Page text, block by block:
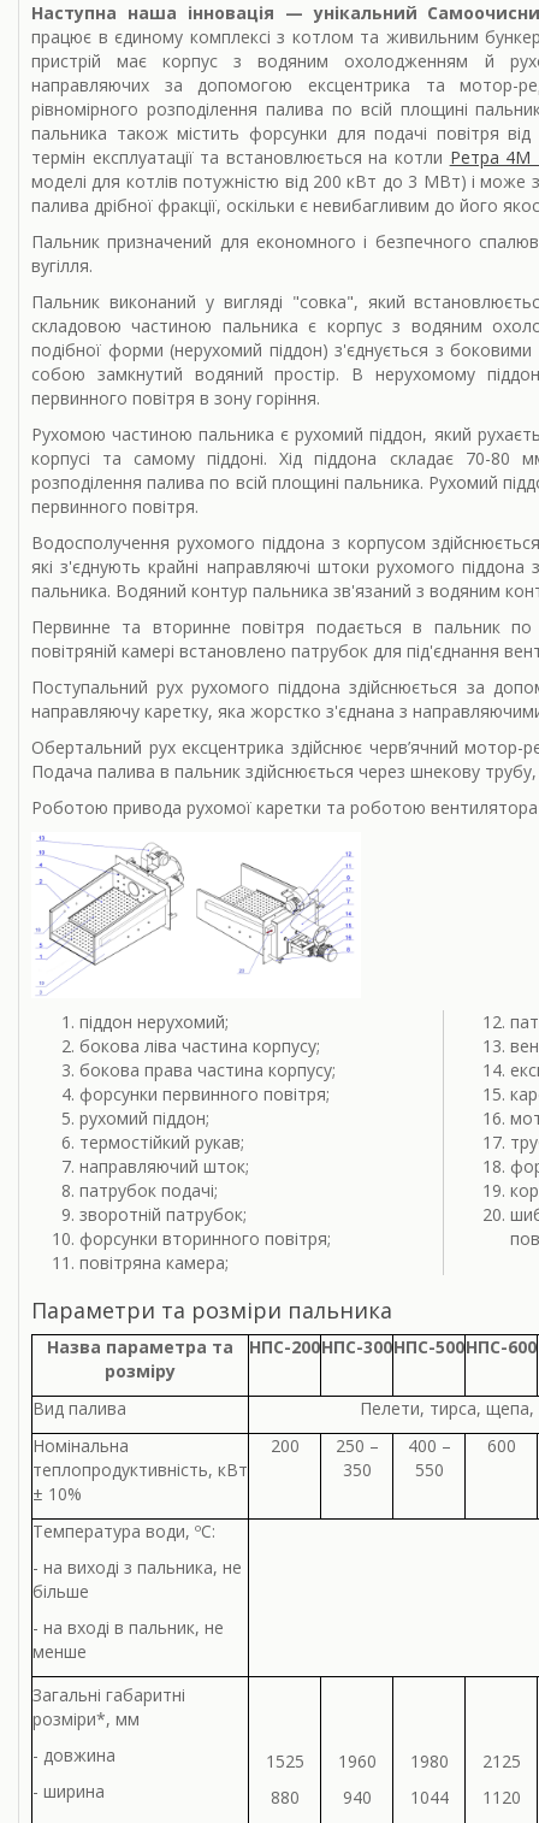
Наступна наша інновація — унікальний
працює в єдиному комплексі з котлом та живильним
пристрій має корпус з водяним охолодженням й
направляючих за допомогою ексцентрика та мотор-
рівномірного розподілення палива по всій площині
пальника також містить форсунки для подачі повітря
термін експлуатації та встановлюється на котли Ретра 4М
моделі для котлів потужністю від 200 кВт до 3 МВт) і може
палива дрібної фракції, оскільки є невибагливим до його
Пальник призначений для економного і безпечного
вугілля.
Пальник виконаний у вигляді "совка", який
складовою частиною пальника є корпус з водяним
подібної форми (нерухомий піддон) з'єднується з
собою замкнутий водяний простір. В нерухомому
первинного повітря в зону горіння.
Рухомою частиною пальника є рухомий піддон, який
корпусі та самому піддоні. Хід піддона складає 70-80
розподілення палива по всій площині пальника. Рухомий
первинного повітря.
Водосполучення рухомого піддона з корпусом
які з'єднують крайні направляючі штоки рухомого
пальника. Водяний контур пальника зв'язаний з водяним
Первинне та вторинне повітря подається в пальник
повітряній камері встановлено патрубок для під'єднання
Поступальний рух рухомого піддона здійснюється за
направляючу каретку, яка жорстко з'єднана з
Обертальний рух ексцентрика здійснює черв’ячний мотор-
Подача палива в пальник здійснюється через шнекову
Роботою привода рухомої каретки та роботою
піддон нерухомий;
бокова ліва частина корпусу;
бокова права частина корпусу;
форсунки первинного повітря;
рухомий піддон;
термостійкий рукав;
направляючий шток;
патрубок подачі;
зворотній патрубок;
форсунки вторинного повітря;
повітряна камера;
Параметри та розміри пальника
Назва параметра та
розміру
НПС-200НПС-300НПС-500НПС-600
Вид палива
Пелети, тирса, щепа,
Номінальна
теплопродуктивність, кВт
± 10%
200
250 –
350
400 –
550
600
Температура води, ºС:
- на виході з пальника, не
більше
- на вході в пальник, не
менше
Загальні габаритні
розміри*, мм
- довжина
- ширина
1525
880
1960
940
1980
1044
2125
1120